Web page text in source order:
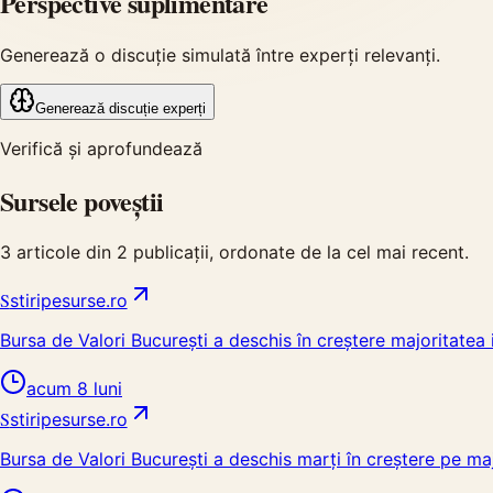
Generează o discuție simulată între experți relevanți.
Generează discuție experți
Verifică și aprofundează
Sursele poveștii
3 articole din 2 publicații, ordonate de la cel mai recent.
Sstiripesurse.ro
Bursa de Valori București a deschis în creștere
acum 8 luni
Sstiripesurse.ro
Bursa de Valori Bucureşti a deschis marţi în creştere pe